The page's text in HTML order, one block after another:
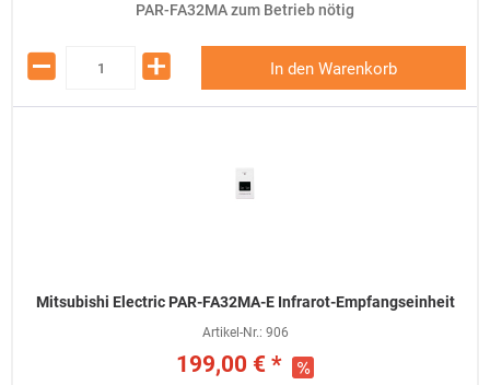
PAR-FA32MA zum Betrieb nötig
In den Warenkorb
Mitsubishi Electric PAR-FA32MA-E Infrarot-Empfangseinheit
Artikel-Nr.: 906
199,00 € *